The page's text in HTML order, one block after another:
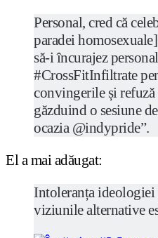
Personal, cred că
paradei
să-i încurajez
#CrossFitInfiltrate
convingerile și refuză
găzduind o sesiune
ocazia @indypride”.
El a mai adăugat:
Intoleranța
viziunile alternative